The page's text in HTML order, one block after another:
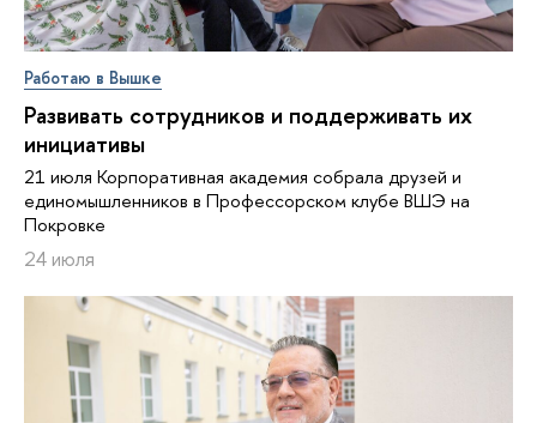
Работаю в Вышке
Развивать сотрудников и поддерживать их
инициативы
21 июля Корпоративная академия собрала друзей и
единомышленников в Профессорском клубе ВШЭ на
Покровке
24 июля